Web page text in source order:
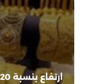
ارتفاع بنسبة 20 جنيهًا.. تعرف على أسعار الذهب اليوم